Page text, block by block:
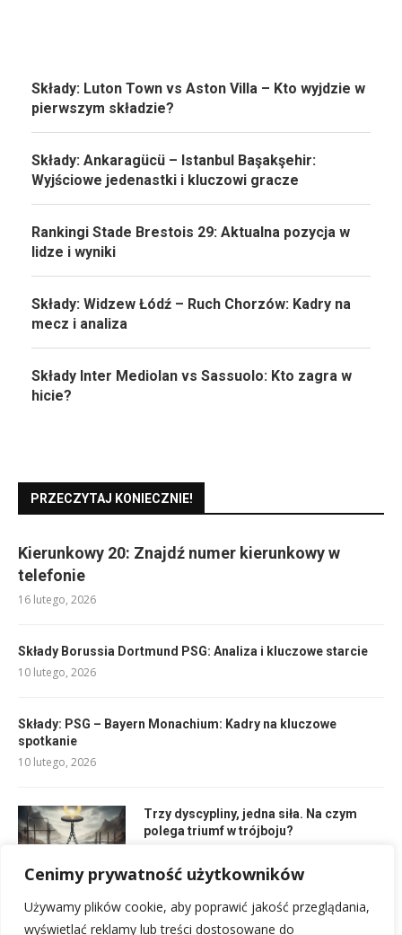
Cenimy prywatność użytkowników
Używamy plików cookie, aby poprawić jakość przeglądania,
wyświetlać reklamy lub treści dostosowane do
Składy: Luton Town vs Aston Villa – Kto wyjdzie w
pierwszym składzie?
Składy: Ankaragücü – Istanbul Başakşehir:
Wyjściowe jedenastki i kluczowi gracze
Rankingi Stade Brestois 29: Aktualna pozycja w
lidze i wyniki
Składy: Widzew Łódź – Ruch Chorzów: Kadry na
mecz i analiza
Składy Inter Mediolan vs Sassuolo: Kto zagra w
hicie?
PRZECZYTAJ KONIECZNIE!
Kierunkowy 20: Znajdź numer kierunkowy w
telefonie
16 lutego, 2026
Składy Borussia Dortmund PSG: Analiza i kluczowe starcie
10 lutego, 2026
Składy: PSG – Bayern Monachium: Kadry na kluczowe
spotkanie
10 lutego, 2026
Trzy dyscypliny, jedna siła. Na czym
polega triumf w trójboju?
Rankingi Znicz Pruszków: Najlepsze wybory i ceny